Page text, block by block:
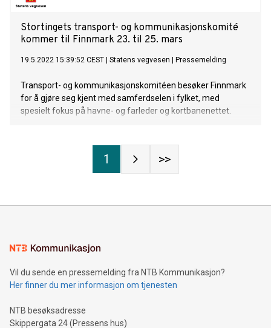
Stortingets transport- og kommunikasjonskomité
kommer til Finnmark 23. til 25. mars
19.5.2022 15:39:52 CEST Statens vegvesen Pressemelding
Transport- og kommunikasjonskomitéen besøker Finnmark
for å gjøre seg kjent med samferdselen i fylket, med
spesielt fokus på havne- og farleder og kortbanenettet.
1 >>
Vil du sende en pressemelding fra NTB Kommunikasjon?
Her finner du mer informasjon om tjenesten
NTB besøksadresse
Skippergata 24 (Pressens hus)